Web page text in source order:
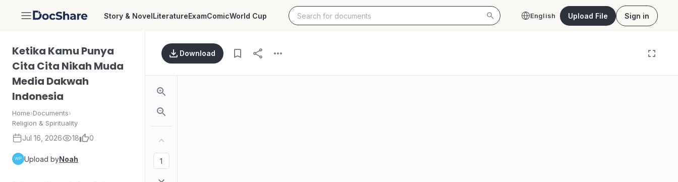
DocShare Story & NovelLiteratureExamComicWorld Cup English Upload File Sign in
Ketika Kamu Punya
Cita Cita Nikah Muda
Media Dakwah
Indonesia
Home›Documents›
Religion & Spirituality
Jul 16, 2026 18 0
Upload byNoah
Download